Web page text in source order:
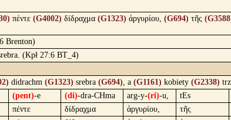
πέντε (G4002) δίδραχμα (G1323) ἀργυρίου, (G694) τῆς
Brenton)
(Kpł 27:6 BT_4)
didrachm (G1323) srebra (G694), a (G1161) kobiety (G2338)
(pent)-e (di)-dra-CHma arg-y-(ri)-u,
tEs
πέντε δίδραχμα ἀργυρίου,
τῆς